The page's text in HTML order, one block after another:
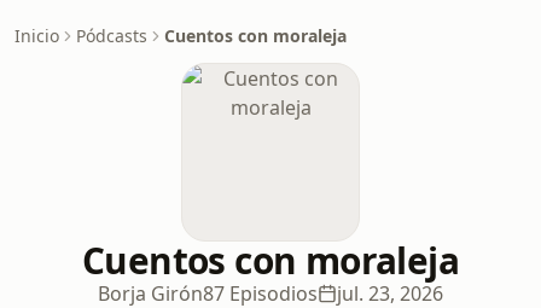
Inicio Pódcasts Cuentos con moraleja
Cuentos con moraleja
Borja Girón87 Episodios jul. 23, 2026